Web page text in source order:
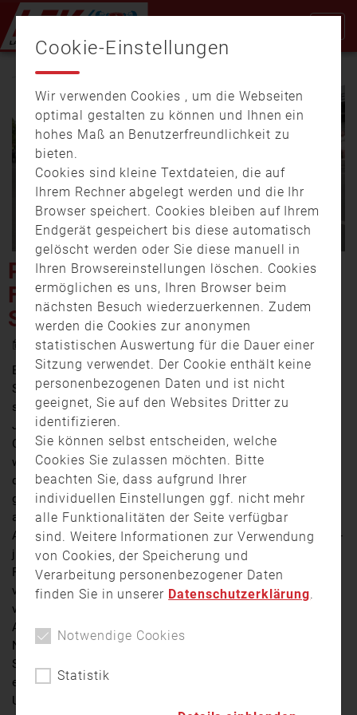
Video
PKW ERFASST E-SCOOTER-
FAHRER – 16-JÄHRIGER
SCHWER VERLETZT
9. Juni 2026 17:00
Ein schwerer Verkehrsunfall hat sich am Montag in
Schweinfurt ereignet. Dabei wurde ein 16-jähriger
schwer verletzt. Nach Angaben der Polizei war der
Jugendliche mit seinem E-Scooter auf dem Radweg der
Carl-Zeiss-Straße unterwegs. Auf Höhe eines Imbisses
wollte er offenbar die Straßenseite wechseln und fuhr
dabei plötzlich über beide Fahrspuren. Während ein in
gleicher Richtung fahrender Pkw noch rechtzeitig
ausweichen konnte, hatte ein entgegenkommender
Autofahrer keine Möglichkeit mehr zu bremsen. Der 38-
jährige erfasste den Jugendlichen mit seinem
Fahrzeug. Der 16-Jährige stürzte auf die Fahrbahn und
verlor zwischenzeitlich das Bewusstsein. Ein Notarzt
versorgte den Verletzten noch an der Unfallstelle.
Anschließend wurde er in ein Krankenhaus gebracht.
Nach aktuellem Stand besteht keine Lebensgefahr. Die
Schweinfurter Polizei nahm den Unfall gemeinsam mit
einem Sachverständigen auf um die genaue
Unfallursache zu klären. Während der Unfallaufnahme
Cookie-Einstellungen
Wir verwenden Cookies , um die Webseiten
optimal gestalten zu können und Ihnen ein
hohes Maß an Benutzerfreundlichkeit zu
bieten.
Cookies sind kleine Textdateien, die auf
Ihrem Rechner abgelegt werden und die Ihr
Browser speichert. Cookies bleiben auf Ihrem
Endgerät gespeichert bis diese automatisch
gelöscht werden oder Sie diese manuell in
Ihren Browsereinstellungen löschen. Cookies
ermöglichen es uns, Ihren Browser beim
nächsten Besuch wiederzuerkennen. Zudem
werden die Cookies zur anonymen
statistischen Auswertung für die Dauer einer
Sitzung verwendet. Der Cookie enthält keine
personenbezogenen Daten und ist nicht
geeignet, Sie auf den Websites Dritter zu
identifizieren.
Sie können selbst entscheiden, welche
Cookies Sie zulassen möchten. Bitte
beachten Sie, dass aufgrund Ihrer
individuellen Einstellungen ggf. nicht mehr
alle Funktionalitäten der Seite verfügbar
sind. Weitere Informationen zur Verwendung
von Cookies, der Speicherung und
Verarbeitung personenbezogener Daten
finden Sie in unserer Datenschutzerklärung.
Notwendige Cookies
Statistik